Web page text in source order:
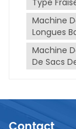
spéciale présente les caractéristiques suivantes
:Forte
des sacs
et tailles,
Machine
Longues
Machine
De Sacs